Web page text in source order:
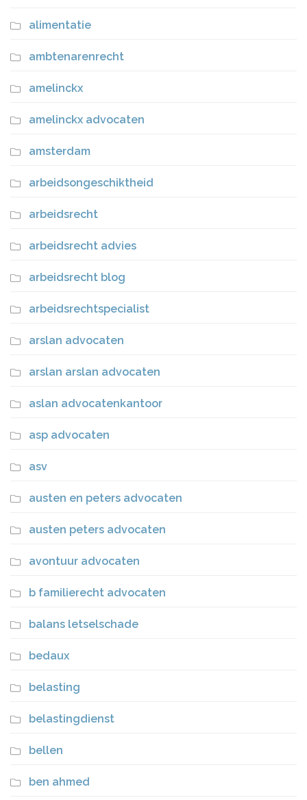
alimentatie
ambtenarenrecht
amelinckx
amelinckx advocaten
amsterdam
arbeidsongeschiktheid
arbeidsrecht
arbeidsrecht advies
arbeidsrecht blog
arbeidsrechtspecialist
arslan advocaten
arslan arslan advocaten
aslan advocatenkantoor
asp advocaten
asv
austen en peters advocaten
austen peters advocaten
avontuur advocaten
b familierecht advocaten
balans letselschade
bedaux
belasting
belastingdienst
bellen
ben ahmed